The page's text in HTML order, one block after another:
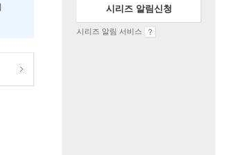
시리즈 알림신청
시리즈 알림 서비스